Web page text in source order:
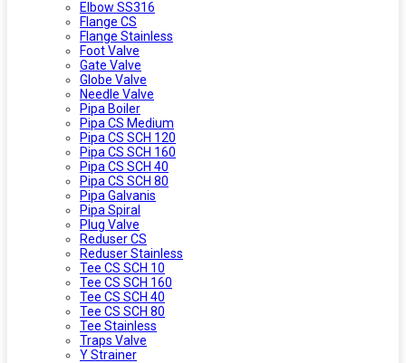
Elbow SS316
Flange CS
Flange Stainless
Foot Valve
Gate Valve
Globe Valve
Needle Valve
Pipa Boiler
Pipa CS Medium
Pipa CS SCH 120
Pipa CS SCH 160
Pipa CS SCH 40
Pipa CS SCH 80
Pipa Galvanis
Pipa Spiral
Plug Valve
Reduser CS
Reduser Stainless
Tee CS SCH 10
Tee CS SCH 160
Tee CS SCH 40
Tee CS SCH 80
Tee Stainless
Traps Valve
Y Strainer